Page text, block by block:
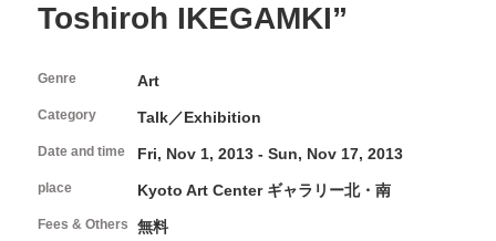
Opening Hours & Accessibility
Access
Library / Information Room
Cafe / Wicket (Goods/Ticket)
FAQ
Interviews/Inspections/Observations/Photography
Monthly Schedule
Event Archive
Use Studio
About Studio
How to use Studio and application guidelines
Facilities in Studio
Open Call
Toshiroh IKEGAMKI”
Genre Art
Category Talk／Exhibition
Date and time Fri, Nov 1, 2013 - Sun, Nov 17, 2013
place Kyoto Art Center ギャラリー北・南
Fees & Others 無料